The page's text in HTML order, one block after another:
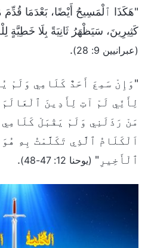
"هَكَذَا ٱلْمَسِيحُ أَيْضًا، بَعْدَمَا
كَثِيرِينَ، سَيَظْهَرُ ثَانِيَةً بِلَا خَطِيَّةٍ
(عبرانيين 9: 28) .
"وَإِنْ سَمِعَ أَحَدٌ كَلَامِي وَلَمْ
لِأَنِّي لَمْ آتِ لِأَدِينَ
مَنْ رَذَلَنِي وَلَمْ يَقْبَلْ
اَلْكَلَامُ ٱلَّذِي تَكَلَّمْتُ بِهِ
ٱلْأَخِيرِ" (يوحنا 12: 47-48) .